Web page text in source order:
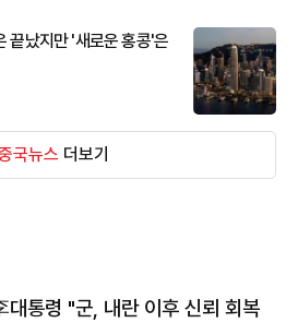
끝났지만 '새로운 홍콩'은
국뉴스 더보기
대통령 "군, 내란 이후 신뢰 회복